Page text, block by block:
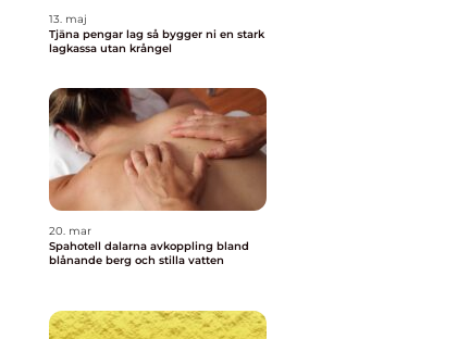
13. maj
Tjäna pengar lag så bygger ni en stark
lagkassa utan krångel
20. mar
Spahotell dalarna avkoppling bland
blånande berg och stilla vatten